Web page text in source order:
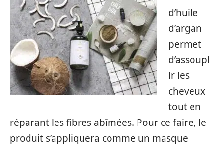
d’huile
d’argan
permet
d’assoupl
ir les
cheveux
tout en
réparant les fibres abîmées. Pour ce faire, le
produit s’appliquera comme un masque